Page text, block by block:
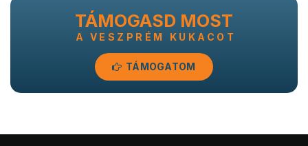
TÁMOGASD MOST
A VESZPRÉM KUKACOT
TÁMOGATOM